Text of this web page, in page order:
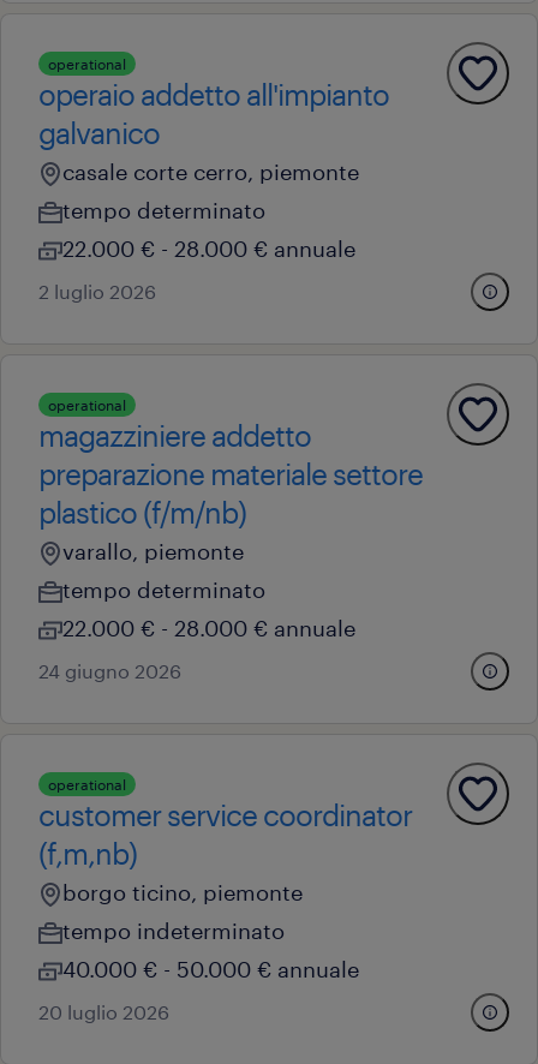
operational
operaio addetto all'impianto
galvanico
casale corte cerro, piemonte
tempo determinato
22.000 € - 28.000 € annuale
2 luglio 2026
operational
magazziniere addetto
preparazione materiale settore
plastico (f/m/nb)
varallo, piemonte
tempo determinato
22.000 € - 28.000 € annuale
24 giugno 2026
operational
customer service coordinator
(f,m,nb)
borgo ticino, piemonte
tempo indeterminato
40.000 € - 50.000 € annuale
20 luglio 2026